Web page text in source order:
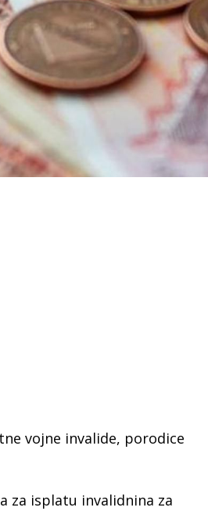
vojne invalide, porodice
za isplatu invalidnina za